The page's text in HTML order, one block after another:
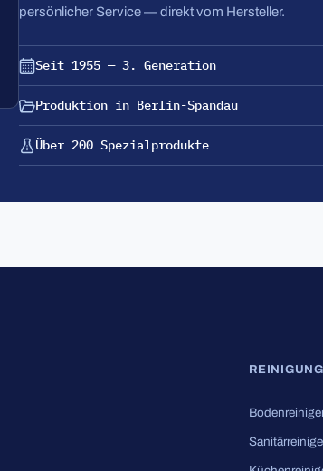
persönlicher Service — direkt vom Hersteller.
Seit 1955 — 3. Generation
Produktion in Berlin-Spandau
Über 200 Spezialprodukte